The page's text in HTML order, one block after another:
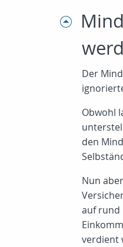
Der
Obwohl
den
Nun
auf rund
verdient